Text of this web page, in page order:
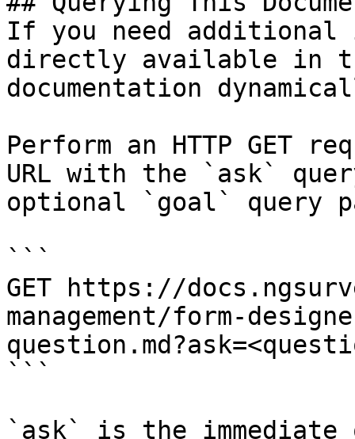
If you need
directly available in
documentation
Perform an HTTP GET
URL with the `ask`
optional `goal` query
```
GET https://
management/form-
```
`ask` is the